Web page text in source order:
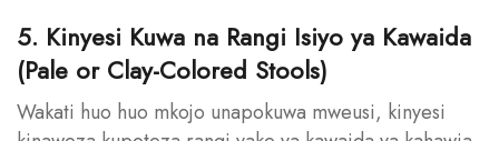
5. Kinyesi Kuwa na Rangi Isiyo ya Kawaida
(Pale or Clay-Colored Stools)
Wakati huo huo mkojo unapokuwa mweusi, kinyesi